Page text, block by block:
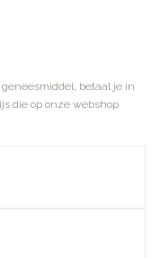
betaal je in
die op onze webshop